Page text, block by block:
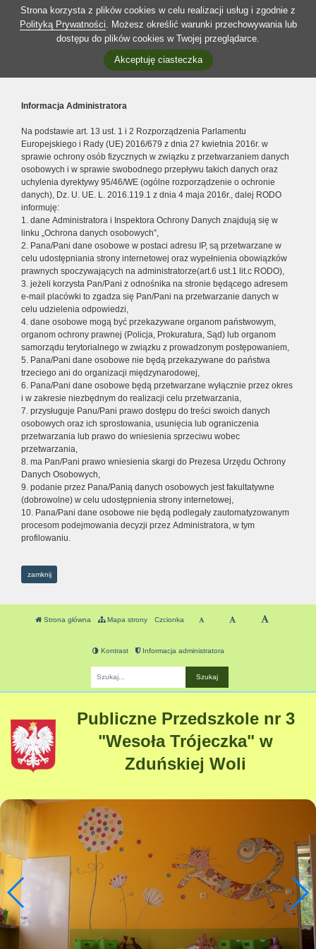
Strona korzysta z plików cookies w celu realizacji usług i zgodnie z
Polityką Prywatności. Możesz określić warunki przechowywania lub
dostępu do plików cookies w Twojej przeglądarce.
Akceptuję ciasteczka
Informacja Administratora
Na podstawie art. 13 ust. 1 i 2 Rozporządzenia Parlamentu
Europejskiego i Rady (UE) 2016/679 z dnia 27 kwietnia 2016r. w
sprawie ochrony osób fizycznych w związku z przetwarzaniem danych
osobowych i w sprawie swobodnego przepływu takich danych oraz
uchylenia dyrektywy 95/46/WE (ogólne rozporządzenie o ochronie
danych), Dz. U. UE. L. 2016.119.1 z dnia 4 maja 2016r., dalej RODO
informuję:
1. dane Administratora i Inspektora Ochrony Danych znajdują się w
linku „Ochrona danych osobowych”,
2. Pana/Pani dane osobowe w postaci adresu IP, są przetwarzane w
celu udostępniania strony internetowej oraz wypełnienia obowiązków
prawnych spoczywających na administratorze(art.6 ust.1 lit.c RODO),
3. jeżeli korzysta Pan/Pani z odnośnika na stronie będącego adresem
e-mail placówki to zgadza się Pan/Pani na przetwarzanie danych w
celu udzielenia odpowiedzi,
4. dane osobowe mogą być przekazywane organom państwowym,
organom ochrony prawnej (Policja, Prokuratura, Sąd) lub organom
samorządu terytorialnego w związku z prowadzonym postępowaniem,
5. Pana/Pani dane osobowe nie będą przekazywane do państwa
trzeciego ani do organizacji międzynarodowej,
6. Pana/Pani dane osobowe będą przetwarzane wyłącznie przez okres
i w zakresie niezbędnym do realizacji celu przetwarzania,
7. przysługuje Panu/Pani prawo dostępu do treści swoich danych
osobowych oraz ich sprostowania, usunięcia lub ograniczenia
przetwarzania lub prawo do wniesienia sprzeciwu wobec
przetwarzania,
8. ma Pan/Pani prawo wniesienia skargi do Prezesa Urzędu Ochrony
Danych Osobowych,
9. podanie przez Pana/Panią danych osobowych jest fakultatywne
(dobrowolne) w celu udostępnienia strony internetowej,
10. Pana/Pani dane osobowe nie będą podlegały zautomatyzowanym
procesom podejmowania decyzji przez Administratora, w tym
profilowaniu.
zamknij
Strona główna Mapa strony Czcionka
Kontrast Informacja administratora
Publiczne Przedszkole nr 3
"Wesoła Trójeczka" w
Zduńskiej Woli